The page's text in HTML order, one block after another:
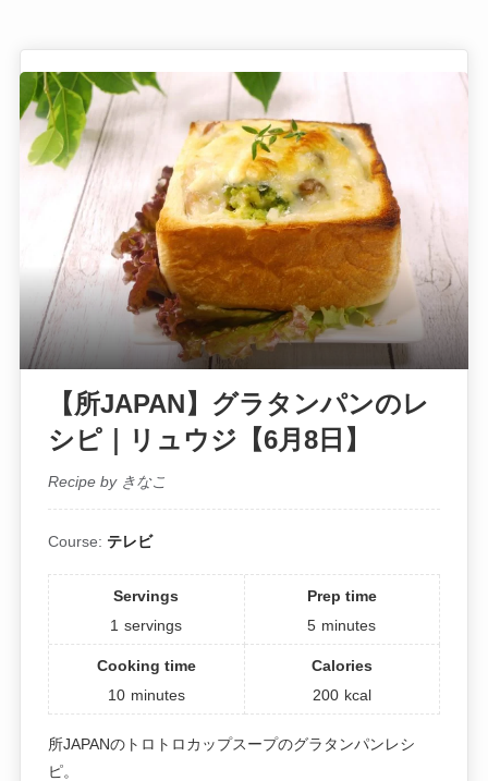
【所JAPAN】グラタンパンのレ
シピ｜リュウジ【6月8日】
Recipe by きなこ
Course: テレビ
Servings
1 servings
Prep time
5 minutes
Cooking time
10 minutes
Calories
200 kcal
所JAPANのトロトロカップスープのグラタンパンレシ
ピ。